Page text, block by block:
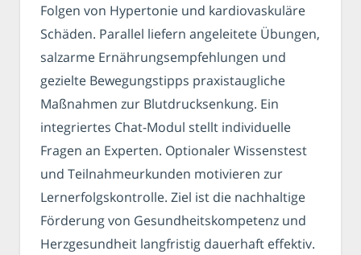
Folgen von Hypertonie und kardiovaskuläre
Schäden. Parallel liefern angeleitete Übungen,
salzarme Ernährungsempfehlungen und
gezielte Bewegungstipps praxistaugliche
Maßnahmen zur Blutdrucksenkung. Ein
integriertes Chat-Modul stellt individuelle
Fragen an Experten. Optionaler Wissenstest
und Teilnahmeurkunden motivieren zur
Lernerfolgskontrolle. Ziel ist die nachhaltige
Förderung von Gesundheitskompetenz und
Herzgesundheit langfristig dauerhaft effektiv.